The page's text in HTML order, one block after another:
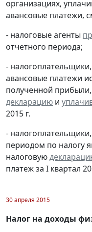
организациях,
авансовые платежи,
- налоговые агенты
отчетного периода;
-
авансовые платежи
полученной прибыли,
декларацию и
2015 г.
-
периодом по налогу
налоговую
платеж за I квартал
30 апреля 2015
Налог на доходы